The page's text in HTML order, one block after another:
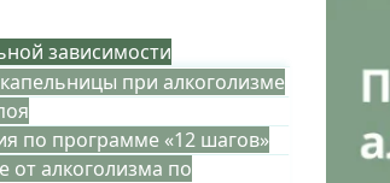
зависимости
при алкоголизме
по программе «12 шагов»
от алкоголизма по